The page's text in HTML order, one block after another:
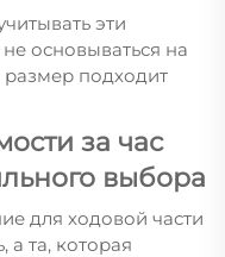
эти
основываться на
подходит
за час
выбора
для ходовой части
а та, которая